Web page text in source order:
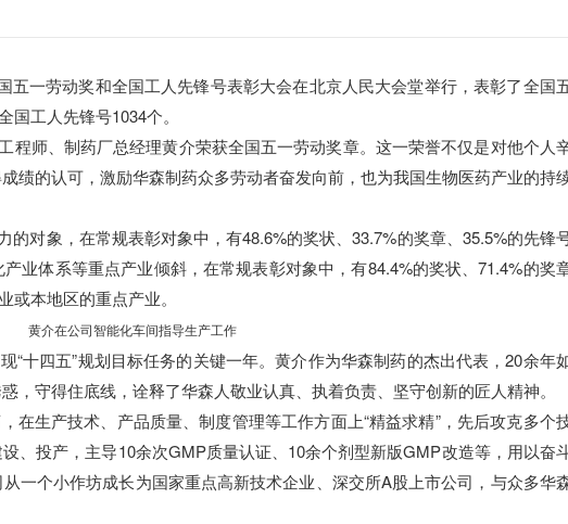
一劳动奖和全国工人先锋号表彰大会在北京人民大会堂举行，表彰了全国
工人先锋号1034个。
程师、制药厂总经理黄介荣获全国五一劳动奖章。这一荣誉不仅是对他个人
绩的认可，激励华森制药众多劳动者奋发向前，也为我国生物医药产业的持
的对象，在常规表彰对象中，有48.6%的奖状、33.7%的奖章、35.5%的先锋
业体系等重点产业倾斜，在常规表彰对象中，有84.4%的奖状、71.4%的奖章
本地区的重点产业。
黄介在公司智能化车间指导生产工作
“十四五”规划目标任务的关键一年。黄介作为华森制药的杰出代表，20余年
，守得住底线，诠释了华森人敬业认真、执着负责、坚守创新的匠人精神。
在生产技术、产品质量、制度管理等工作方面上“精益求精”，先后攻克多个
、投产，主导10余次GMP质量认证、10余个剂型新版GMP改造等，用以奋
一个小作坊成长为国家重点高新技术企业、深交所A股上市公司，与众多华